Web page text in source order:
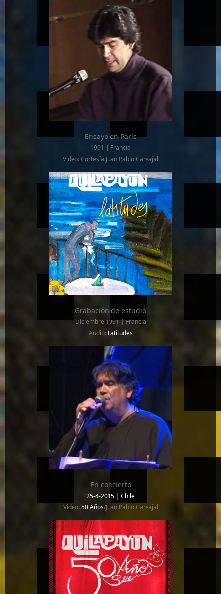
Ensayo en París
1991 | Francia
Video: Cortesía Juan Pablo Carvajal
Grabación de estudio
Diciembre 1991 | Francia
Audio:Latitudes
En concierto
25-4-2015|Chile
Video:50 Años/Juan Pablo Carvajal